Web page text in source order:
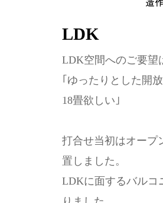
LDK
LDK空間へのご要望
｢ゆったりとした開
18畳欲しい｣
打合せ当初はオープ
置しました。
LDKに面するバルコ